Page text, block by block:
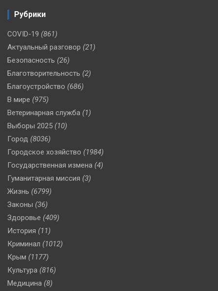
Рубрики
COVID-19 (861)
Актуальный разговор (21)
Безопасность (26)
Благотворительность (2)
Благоустройство (686)
В мире (975)
Ветеринарная служба (1)
Выборы 2025 (10)
Город (8036)
Городское хозяйство (1984)
Государственная измена (4)
Гуманитарная миссия (3)
Жизнь (6799)
Законы (36)
Здоровье (409)
История (11)
Криминал (1012)
Крым (1177)
Культура (816)
Медицина (8)